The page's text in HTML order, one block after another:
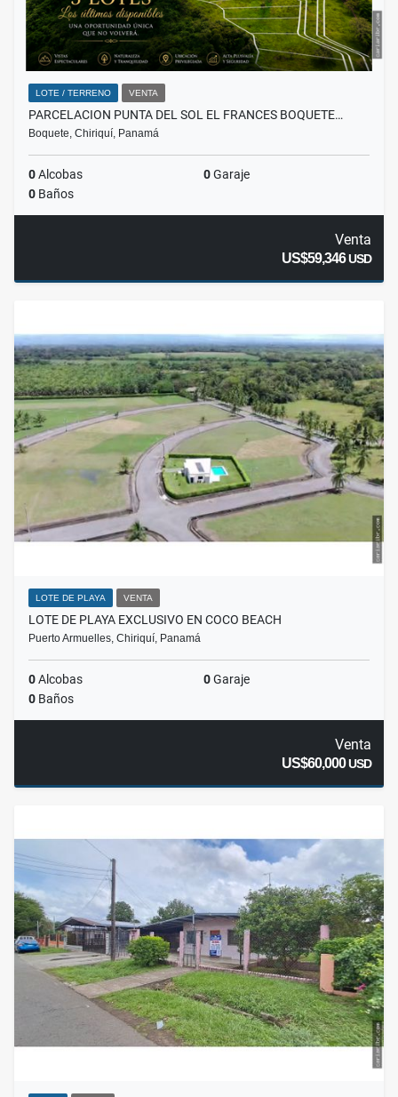
LOTE / TERRENO VENTA
PARCELACION PUNTA DEL SOL EL FRANCES BOQUETE…
Boquete, Chiriquí, Panamá
0Alcobas 0Garaje
0 Baños
Venta
US$59,346USD
LOTE DE PLAYA VENTA
LOTE DE PLAYA EXCLUSIVO EN COCO BEACH
Puerto Armuelles, Chiriquí, Panamá
0Alcobas 0Garaje
0 Baños
Venta
US$60,000USD